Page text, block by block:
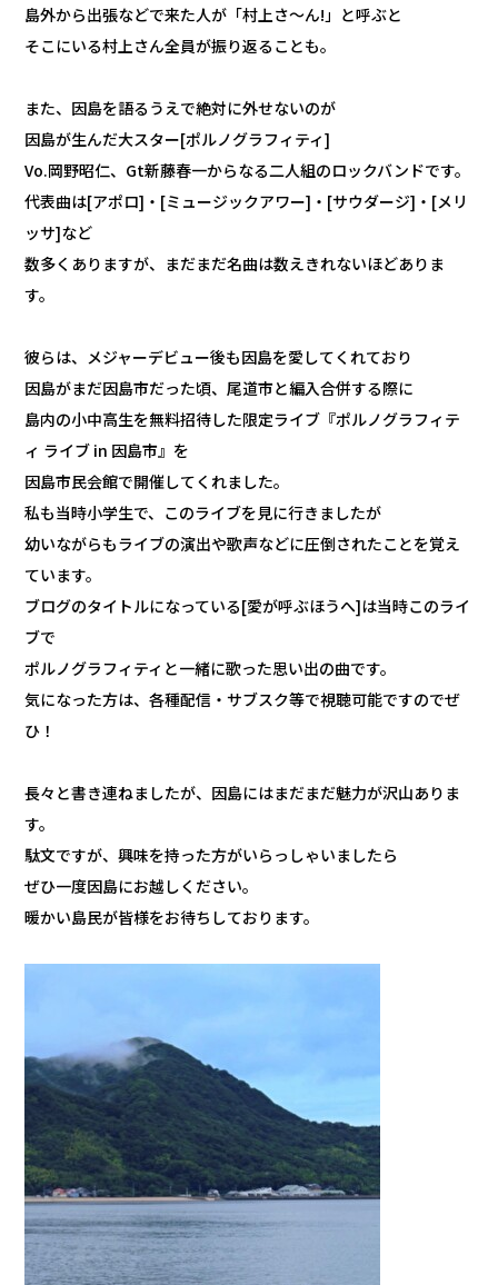
島外から出張などで来た人が「村上さ～ん!」と呼ぶと
そこにいる村上さん全員が振り返ることも。
また、因島を語るうえで絶対に外せないのが
因島が生んだ大スター[ポルノグラフィティ]
Vo.岡野昭仁、Gt新藤春一からなる二人組のロックバンドです。
代表曲は[アポロ]・[ミュージックアワー]・[サウダージ]・[メリ
ッサ]など
数多くありますが、まだまだ名曲は数えきれないほどありま
す。
彼らは、メジャーデビュー後も因島を愛してくれており
因島がまだ因島市だった頃、尾道市と編入合併する際に
島内の小中高生を無料招待した限定ライブ『ポルノグラフィテ
ィ ライブ in 因島市』を
因島市民会館で開催してくれました。
私も当時小学生で、このライブを見に行きましたが
幼いながらもライブの演出や歌声などに圧倒されたことを覚え
ています。
ブログのタイトルになっている[愛が呼ぶほうへ]は当時このライ
ブで
ポルノグラフィティと一緒に歌った思い出の曲です。
気になった方は、各種配信・サブスク等で視聴可能ですのでぜ
ひ！
長々と書き連ねましたが、因島にはまだまだ魅力が沢山ありま
す。
駄文ですが、興味を持った方がいらっしゃいましたら
ぜひ一度因島にお越しください。
暖かい島民が皆様をお待ちしております。